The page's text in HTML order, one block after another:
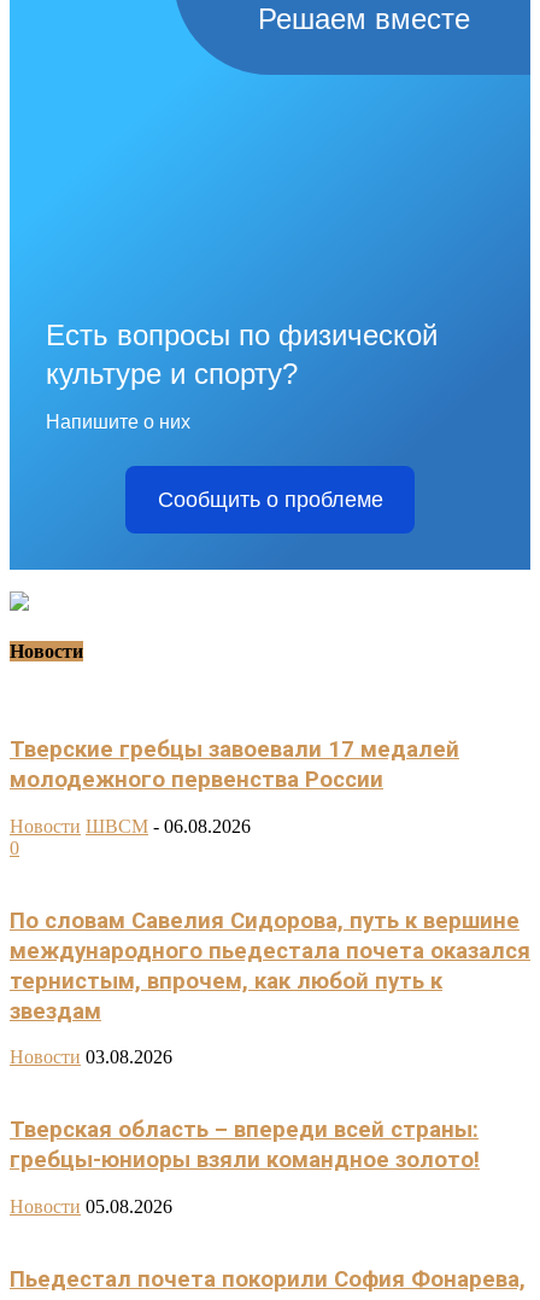
Решаем вместе
Есть вопросы по физической
культуре и спорту?
Напишите о них
Сообщить о проблеме
Новости
Тверские гребцы завоевали 17 медалей
молодежного первенства России
Новости ШВСМ - 06.08.2026
0
По словам Савелия Сидорова, путь к вершине
международного пьедестала почета оказался
тернистым, впрочем, как любой путь к
звездам
Новости 03.08.2026
Тверская область – впереди всей страны:
гребцы-юниоры взяли командное золото!
Новости 05.08.2026
Пьедестал почета покорили София Фонарева,